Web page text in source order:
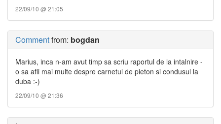
22/09/10 @ 21:05
Commentfrom: bogdan
Marius, inca n-am avut timp sa scriu raportul de la intalnire -
o sa afli mai multe despre carnetul de pieton si condusul la
duba :-)
22/09/10 @ 21:36